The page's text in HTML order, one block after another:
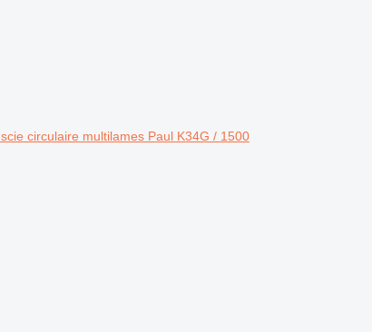
scie circulaire multilames Paul K34G / 1500